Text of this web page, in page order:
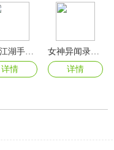
斗笠江湖手游官方版
详情
详情